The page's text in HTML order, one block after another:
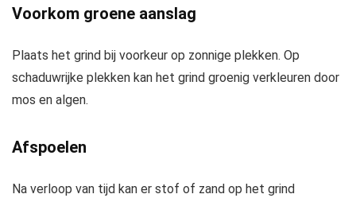
Voorkom groene aanslag
Plaats het grind bij voorkeur op zonnige plekken. Op
schaduwrijke plekken kan het grind groenig verkleuren door
mos en algen.
Afspoelen
Na verloop van tijd kan er stof of zand op het grind